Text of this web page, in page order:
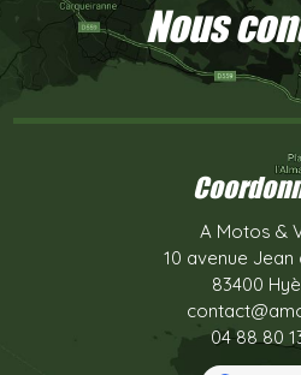
Nous
A Motos &
10 avenue
83400
04 88 80